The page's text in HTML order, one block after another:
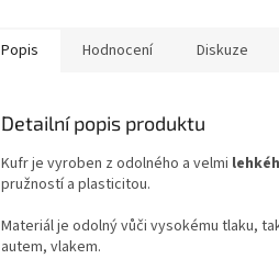
Popis Hodnocení Diskuze
Detailní popis produktu
Kufr je vyroben z odolného a velmi
pružností a plasticitou.
Materiál je odolný vůči vysokému tlaku,
autem, vlakem.